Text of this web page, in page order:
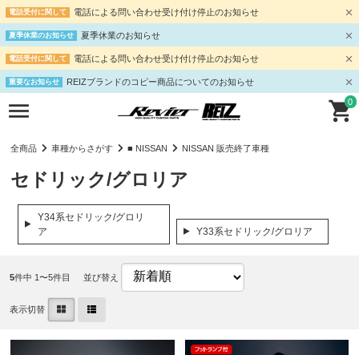
電話受付に関して 電話による問い合わせ受け付け停止のお知らせ
夏季休業のお知らせ 夏季休業のお知らせ
電話受付に関して 電話による問い合わせ受け付け停止のお知らせ
重要なお知らせ REIZブランドのコピー商品についてのお知らせ
0
全商品 車種からさがす ■ NISSAN NISSAN 販売終了車種
セドリック/グロリア
Y34系セドリック/グロリ
ア
Y33系セドリック/グロリア
5件中 1〜5件目 並び替え
表示切替